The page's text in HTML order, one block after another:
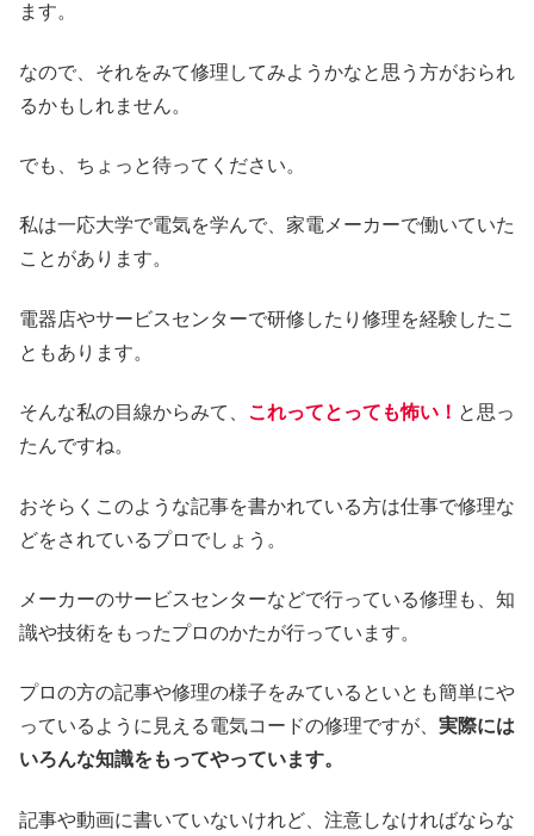
ます。
なので、それをみて修理してみようかなと思う方がおられ
るかもしれません。
でも、ちょっと待ってください。
私は一応大学で電気を学んで、家電メーカーで働いていた
ことがあります。
電器店やサービスセンターで研修したり修理を経験したこ
ともあります。
そんな私の目線からみて、 これってとっても怖い！ と思っ
たんですね。
おそらくこのような記事を書かれている方は仕事で修理な
どをされているプロでしょう。
メーカーのサービスセンターなどで行っている修理も、知
識や技術をもったプロのかたが行っています。
プロの方の記事や修理の様子をみているといとも簡単にや
っているように見える電気コードの修理ですが、 実際には
いろんな知識をもってやっています。
記事や動画に書いていないけれど、注意しなければならな